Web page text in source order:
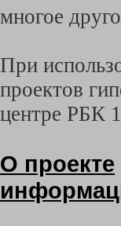
многое
При
проектов
центре РБК
О проекте